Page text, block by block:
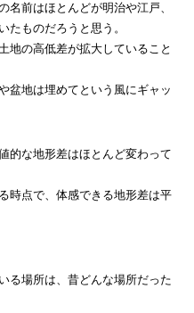
名前はほとんどが明治や江戸、
たものだろうと思う。
地の高低差が拡大していること
盆地は埋めてという風にギャッ
的な地形差はほとんど変わって
時点で、体感できる地形差は平
る場所は、昔どんな場所だった